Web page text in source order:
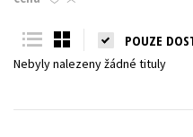
Young adult (SK)
POUZE
Nebyly nalezeny žádné tituly